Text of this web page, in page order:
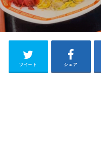
ツイート シェア